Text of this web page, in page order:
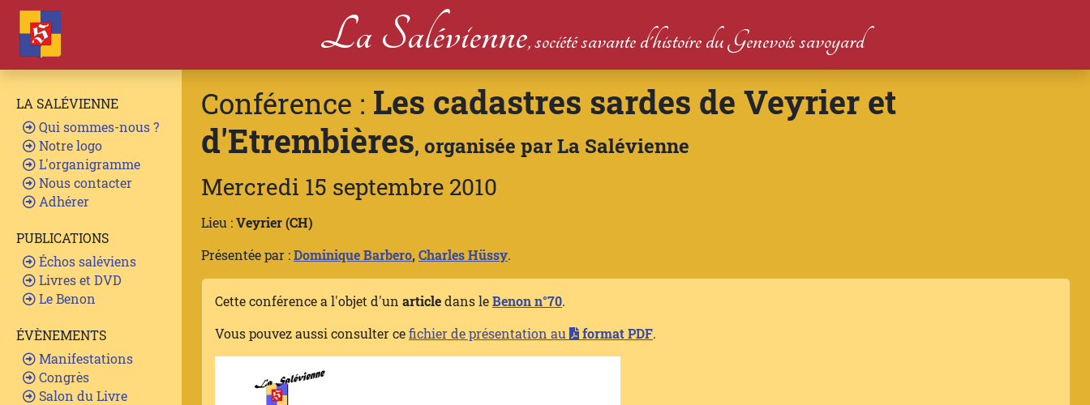
La Salévienne, société savante d'histoire du Genevois savoyard
LA SALÉVIENNE
Qui sommes-nous ?
Notre logo
L'organigramme
Nous contacter
Adhérer
PUBLICATIONS
Échos saléviens
Livres et DVD
Le Benon
ÉVÈNEMENTS
Manifestations
Congrès
Salon du Livre
Conférence : Les cadastres sardes de Veyrier et
d'Etrembières, organisée par La Salévienne
Mercredi 15 septembre 2010
Lieu :Veyrier (CH)
Présentée par :Dominique Barbero,Charles Hüssy.
Cette conférence a l'objet d'un articledans leBenon n°70.
Vous pouvez aussi consulter cefichier de présentation au format PDF.